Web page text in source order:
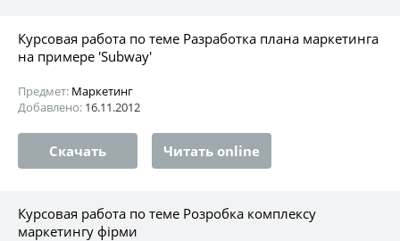
Курсовая работа по теме Разработка плана маркетинга
на примере 'Subway'
Предмет: Маркетинг
Добавлено: 16.11.2012
Скачать Читать online
Курсовая работа по теме Розробка комплексу
маркетингу фірми